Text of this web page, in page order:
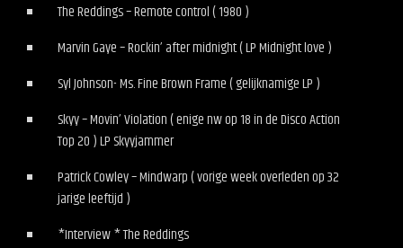
The Reddings – Remote control ( 1980 )
Marvin Gaye – Rockin’ after midnight ( LP Midnight love )
Syl Johnson- Ms. Fine Brown Frame ( gelijknamige LP )
Skyy – Movin’ Violation ( enige nw op 18 in de Disco Action
Top 20 ) LP Skyyjammer
Patrick Cowley – Mindwarp ( vorige week overleden op 32
jarige leeftijd )
*Interview * The Reddings